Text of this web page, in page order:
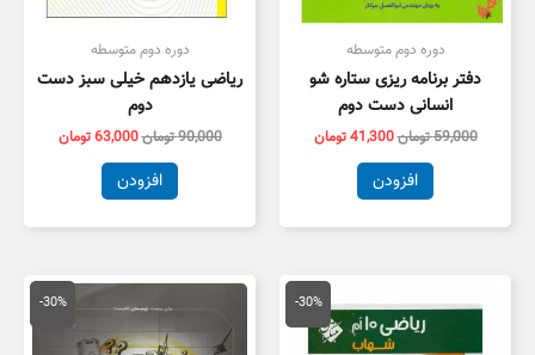
دوره دوم متوسطه
دفتر برنامه ریزی ستاره شو
انسانی دست دوم
59,000تومان41,300تومان
افزودن
دوره دوم متوسطه
ریاضی یازدهم خیلی سبز دست
دوم
90,000تومان63,000تومان
افزودن
-30%
اصلی
22,000 تومان
بود.
قیمت
فعلی
-30%
قیمت
اصلی
21,000 تومان
بود.
قیمت
فعلی